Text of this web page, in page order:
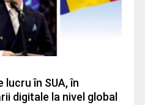
lucru în SUA, în
digitale la nivel global